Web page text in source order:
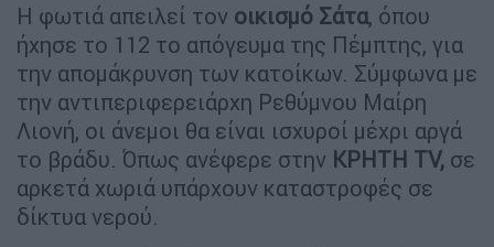
Η φωτιά απειλεί τον οικισμό Σάτα, όπου
ήχησε το 112 το απόγευμα της Πέμπτης, για
την απομάκρυνση των κατοίκων. Σύμφωνα με
την αντιπεριφερειάρχη Ρεθύμνου Μαίρη
Λιονή, οι άνεμοι θα είναι ισχυροί μέχρι αργά
το βράδυ. Όπως ανέφερε στην ΚΡΗΤΗ ΤV, σε
αρκετά χωριά υπάρχουν καταστροφές σε
δίκτυα νερού.